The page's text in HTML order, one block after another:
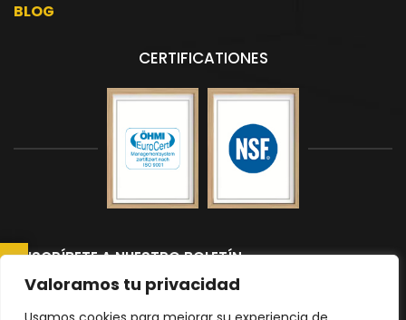
Valoramos tu privacidad
BLOG
CERTIFICATIONES
SUSCRÍBETE A NUESTRO BOLETÍN
Suscríbete a nuestro boletín para recibir las últimas noticias y